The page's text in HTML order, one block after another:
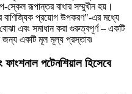
স্কেল রূপান্তর বাধার সম্মুখীন হয়।
বাণিজ্যিক প্রয়োগ উপকরণ"-এর মধ্যে
এবং সমাধান করা গুরুত্বপূর্ণ – একটি
জন্য একটি মূল মূল্য প্রস্তাব৷
ফাংশনাল পটেনশিয়াল হিসেবে